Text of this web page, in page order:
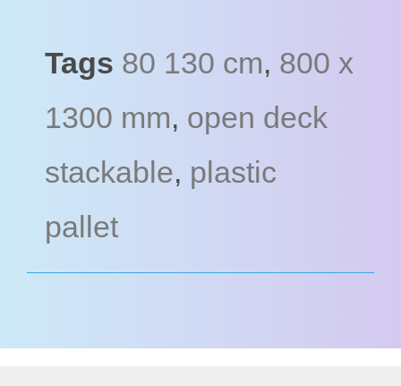
Tags 80 130 cm, 800 x
1300 mm, open deck
stackable, plastic
pallet